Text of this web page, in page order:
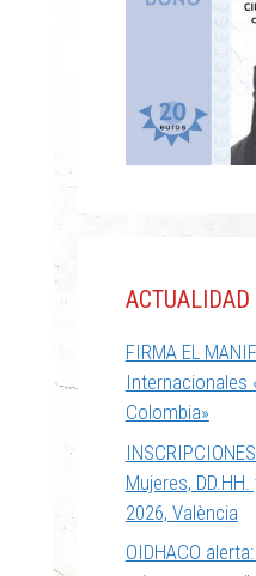
ACTUALIDAD
FIRMA EL
Internacionales
Colombia»
Mujeres,
2026, València
OIDHACO